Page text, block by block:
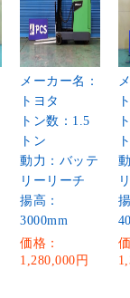
メーカー名：
トヨタ
トン数：1.5
トン
動力：バッテ
リーリーチ
揚高：
3000mm
価格：
1,280,000円